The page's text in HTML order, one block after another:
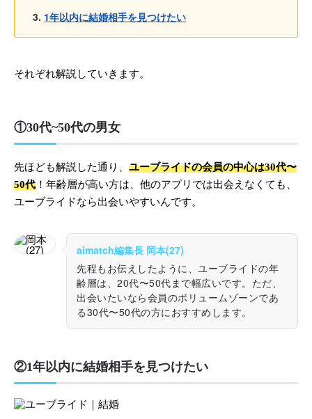
1年以内に結婚相手を見つけたい
それぞれ解説していきます。
①30代~50代の男女
先ほども解説した通り、 ユーブライドの会員の中心は30代〜
50代 ！年齢層が高い方は、他のアプリでは出会えなくても、
ユーブライドなら出会いやすいんです。
aimatch編集長 岡本(27)
先程もお伝えしたように、ユーブライドの年
齢層は、20代〜50代まで幅広いです。ただ、
出会いたいなら会員のボリュームゾーンであ
る30代〜50代の方におすすめします。
②1年以内に結婚相手を見つけたい